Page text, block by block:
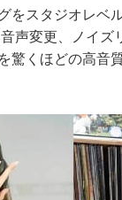
をスタジオレベ
声変更、ノイ
くほどの高音